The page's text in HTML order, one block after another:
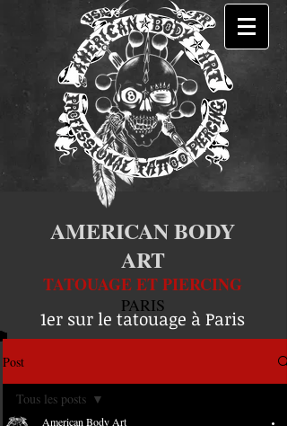
AMERICAN BODY
ART
TATOUAGE ET PIERCING
PARIS
1er sur le tatouage à Paris
Post
Tous les posts
American Body Art